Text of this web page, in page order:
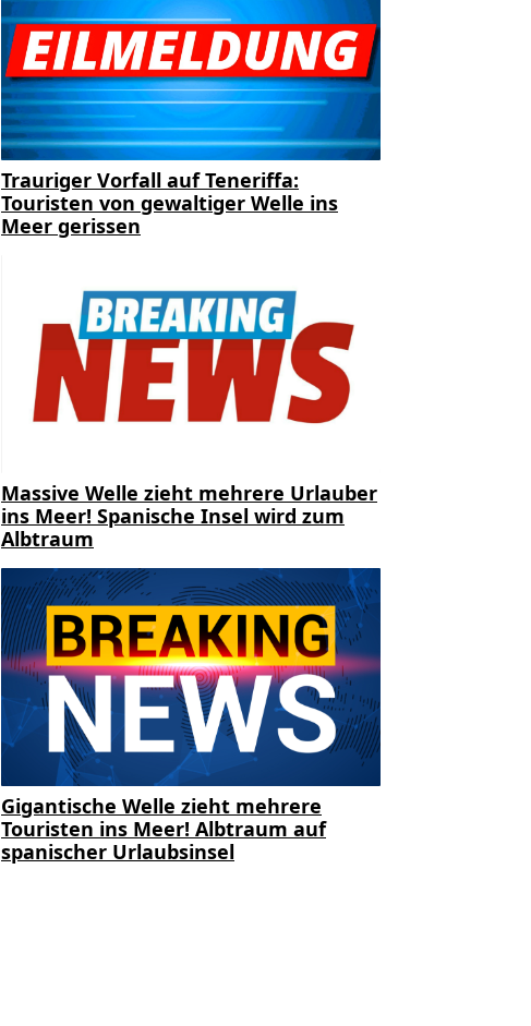
Trauriger Vorfall auf Teneriffa:
Touristen von gewaltiger Welle ins
Meer gerissen
Massive Welle zieht mehrere Urlauber
ins Meer! Spanische Insel wird zum
Albtraum
Gigantische Welle zieht mehrere
Touristen ins Meer! Albtraum auf
spanischer Urlaubsinsel